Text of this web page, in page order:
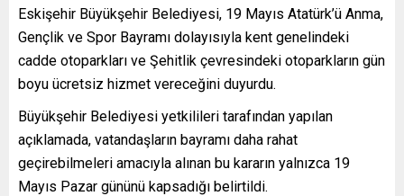
Eskişehir Büyükşehir Belediyesi, 19 Mayıs Atatürk’ü Anma,
Gençlik ve Spor Bayramı dolayısıyla kent genelindeki
cadde otoparkları ve Şehitlik çevresindeki otoparkların gün
boyu ücretsiz hizmet vereceğini duyurdu.
Büyükşehir Belediyesi yetkilileri tarafından yapılan
açıklamada, vatandaşların bayramı daha rahat
geçirebilmeleri amacıyla alınan bu kararın yalnızca 19
Mayıs Pazar gününü kapsadığı belirtildi.